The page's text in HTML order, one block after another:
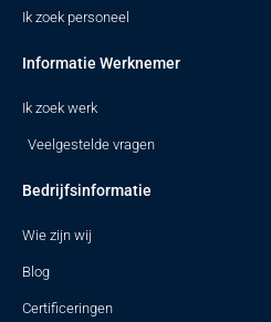
Ik zoek personeel
Informatie Werknemer
Ik zoek werk
Veelgestelde vragen
Bedrijfsinformatie
Wie zijn wij
Blog
Certificeringen